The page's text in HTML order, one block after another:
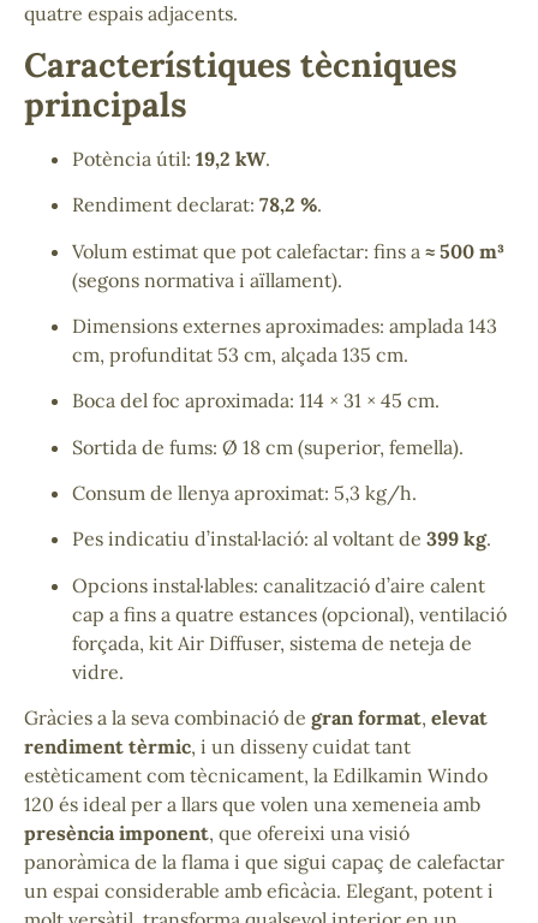
quatre espais adjacents.
Característiques tècniques
principals
Potència útil: 19,2 kW.
Rendiment declarat: 78,2 %.
Volum estimat que pot calefactar: fins a ≈ 500 m³
(segons normativa i aïllament).
Dimensions externes aproximades: amplada 143
cm, profunditat 53 cm, alçada 135 cm.
Boca del foc aproximada: 114 × 31 × 45 cm.
Sortida de fums: Ø 18 cm (superior, femella).
Consum de llenya aproximat: 5,3 kg/h.
Pes indicatiu d’instal·lació: al voltant de 399 kg.
Opcions instal·lables: canalització d’aire calent
cap a fins a quatre estances (opcional), ventilació
forçada, kit Air Diffuser, sistema de neteja de
vidre.
Gràcies a la seva combinació de gran format, elevat
rendiment tèrmic, i un disseny cuidat tant
estèticament com tècnicament, la Edilkamin Windo
120 és ideal per a llars que volen una xemeneia amb
presència imponent, que ofereixi una visió
panoràmica de la flama i que sigui capaç de calefactar
un espai considerable amb eficàcia. Elegant, potent i